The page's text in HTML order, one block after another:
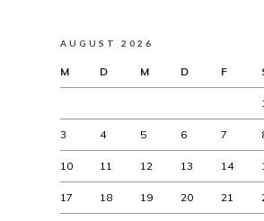
AUGUST 2026
M D M D F
3 4 5 6 7
10 11 12 13 14
17 18 19 20 21